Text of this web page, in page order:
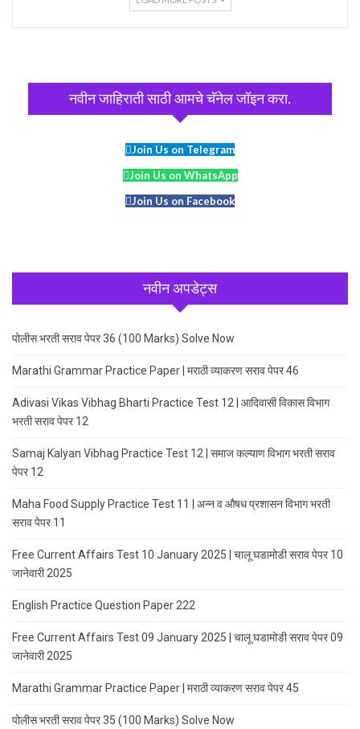
नवीन जाहिराती साठी आमचे चॅनेल जॉइन करा.
Join Us on Telegram
Join Us on WhatsApp
Join Us on Facebook
नवीन अपडेट्स
पोलीस भरती सराव पेपर 36 (100 Marks) Solve Now
Marathi Grammar Practice Paper | मराठी व्याकरण सराव पेपर 46
Adivasi Vikas Vibhag Bharti Practice Test 12 | आदिवासी विकास विभाग
भरती सराव पेपर 12
Samaj Kalyan Vibhag Practice Test 12 | समाज कल्याण विभाग भरती सराव
पेपर 12
Maha Food Supply Practice Test 11 | अन्न व औषध प्रशासन विभाग भरती
सराव पेपर 11
Free Current Affairs Test 10 January 2025 | चालू घडामोडी सराव पेपर 10
जानेवारी 2025
English Practice Question Paper 222
Free Current Affairs Test 09 January 2025 | चालू घडामोडी सराव पेपर 09
जानेवारी 2025
Marathi Grammar Practice Paper | मराठी व्याकरण सराव पेपर 45
पोलीस भरती सराव पेपर 35 (100 Marks) Solve Now